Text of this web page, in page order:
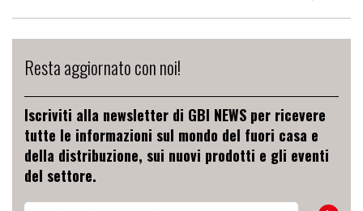
Resta aggiornato con noi!
Iscriviti alla newsletter di GBI NEWS per ricevere
tutte le informazioni sul mondo del fuori casa e
della distribuzione, sui nuovi prodotti e gli eventi
del settore.